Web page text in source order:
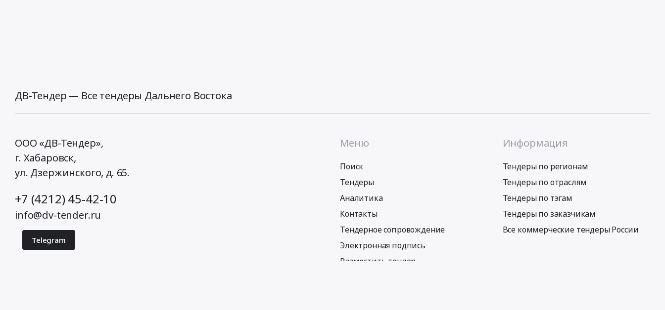
ДВ-Тендер — Все тендеры Дальнего Востока
ООО «ДВ-Тендер»,
г. Хабаровск,
ул. Дзержинского, д. 65.
+7 (4212) 45-42-10
info@dv-tender.ru
Telegram
Меню
Поиск
Тендеры
Аналитика
Контакты
Тендерное сопровождение
Электронная подпись
Разместить тендер
Информация
Тендеры по регионам
Тендеры по отраслям
Тендеры по тэгам
Тендеры по заказчикам
Все коммерческие тендеры России